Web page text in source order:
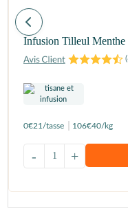
Infusion Tilleul Menthe
(
0€21 /tasse 106€40/kg
+
-